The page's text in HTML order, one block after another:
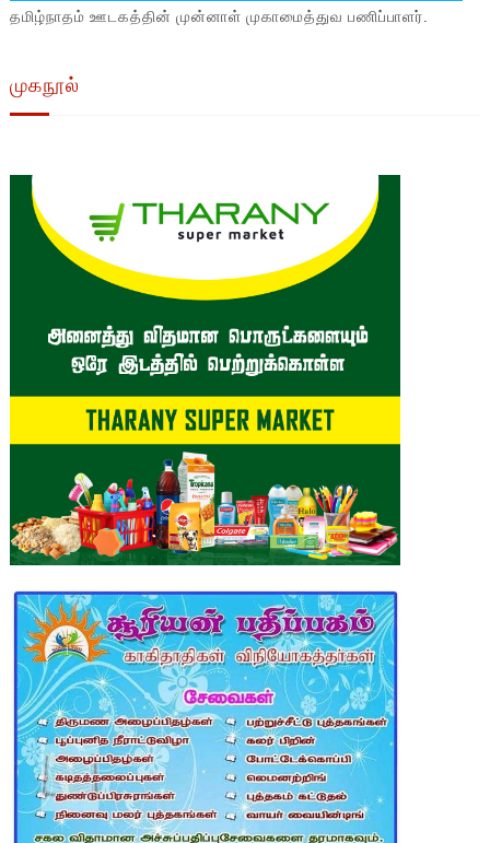
தமிழ்நாதம் ஊடகத்தின் முன்னாள் முகாமைத்துவ பணிப்பாளர்.
முகநூல்